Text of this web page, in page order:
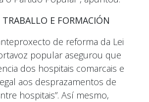
E FORMACIÓN
de reforma da Lei
popular asegurou que
dos hospitais comarcais e
aos desprazamentos de
hospitais”. Así mesmo,